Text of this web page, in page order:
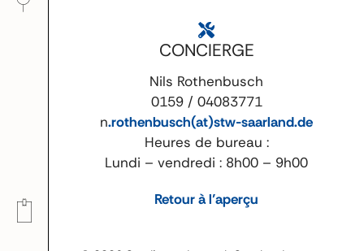
CONCIERGE
Nils Rothenbusch
0159 / 04083771
n.rothenbusch(at)stw-saarland.de
Heures de bureau :
Lundi – vendredi : 8h00 – 9h00
Retour à l’aperçu